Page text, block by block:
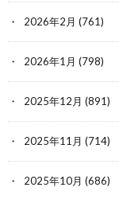
2026年2月 (761)
2026年1月 (798)
2025年12月 (891)
2025年11月 (714)
2025年10月 (686)